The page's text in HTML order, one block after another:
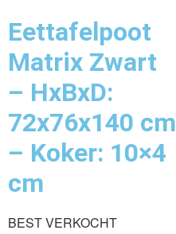
Eettafelpoot
Matrix Zwart
– HxBxD:
72x76x140 cm
– Koker: 10×4
cm
BEST VERKOCHT